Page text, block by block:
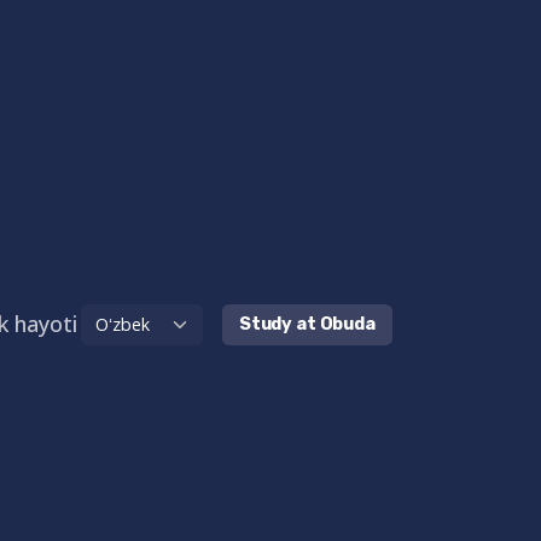
hayoti Study at Obuda